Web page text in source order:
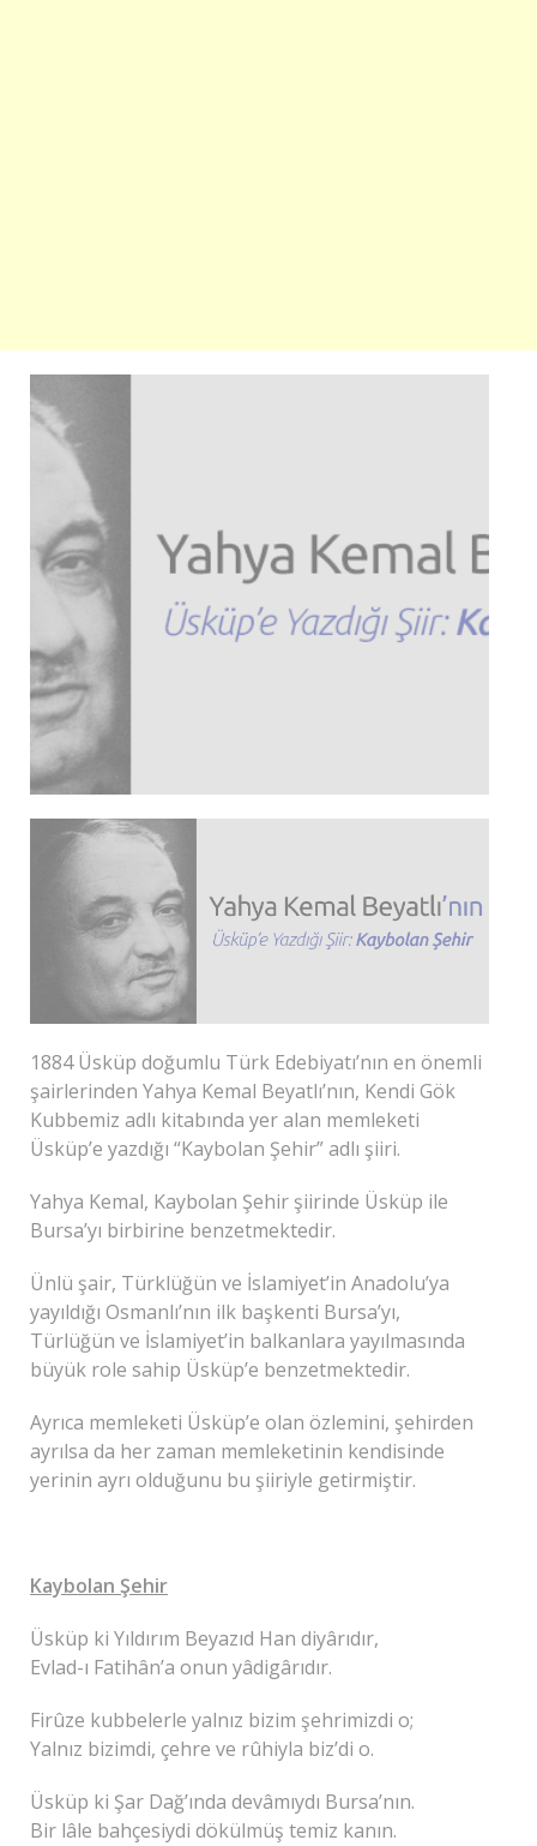
1884 Üsküp doğumlu Türk Edebiyatı’nın en önemli
şairlerinden Yahya Kemal Beyatlı’nın, Kendi Gök
Kubbemiz adlı kitabında yer alan memleketi
Üsküp’e yazdığı “Kaybolan Şehir” adlı şiiri.
Yahya Kemal, Kaybolan Şehir şiirinde Üsküp ile
Bursa’yı birbirine benzetmektedir.
Ünlü şair, Türklüğün ve İslamiyet’in Anadolu’ya
yayıldığı Osmanlı’nın ilk başkenti Bursa’yı,
Türlüğün ve İslamiyet’in balkanlara yayılmasında
büyük role sahip Üsküp’e benzetmektedir.
Ayrıca memleketi Üsküp’e olan özlemini, şehirden
ayrılsa da her zaman memleketinin kendisinde
yerinin ayrı olduğunu bu şiiriyle getirmiştir.
Kaybolan Şehir
Üsküp ki Yıldırım Beyazıd Han diyârıdır,
Evlad-ı Fatihân’a onun yâdigârıdır.
Firûze kubbelerle yalnız bizim şehrimizdi o;
Yalnız bizimdi, çehre ve rûhiyla biz’di o.
Üsküp ki Şar Dağ’ında devâmıydı Bursa’nın.
Bir lâle bahçesiydi dökülmüş temiz kanın.